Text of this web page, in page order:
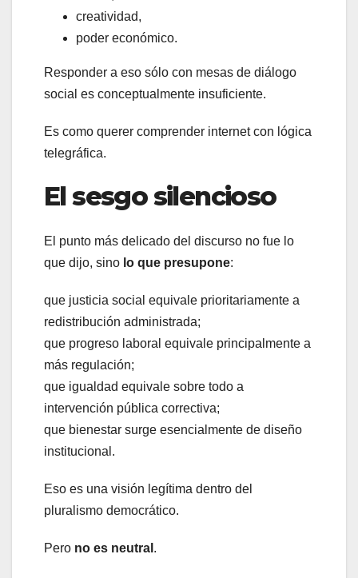
creatividad,
poder económico.
Responder a eso sólo con mesas de diálogo
social es conceptualmente insuficiente.
Es como querer comprender internet con lógica
telegráfica.
El sesgo silencioso
El punto más delicado del discurso no fue lo
que dijo, sino lo que presupone:
que justicia social equivale prioritariamente a
redistribución administrada;
que progreso laboral equivale principalmente a
más regulación;
que igualdad equivale sobre todo a
intervención pública correctiva;
que bienestar surge esencialmente de diseño
institucional.
Eso es una visión legítima dentro del
pluralismo democrático.
Pero no es neutral .